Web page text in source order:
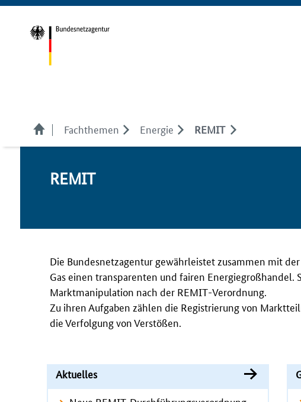
Fachthemen Energie REMIT
RE­MIT
Die Bundesnetzagentur gewährleistet zusammen mit
Gas einen transparenten und fairen
Marktmanipulation nach der REMIT-Verordnung.
Zu ihren Aufgaben zählen die Registrierung von
die Verfolgung von Verstößen.
Aktuelles